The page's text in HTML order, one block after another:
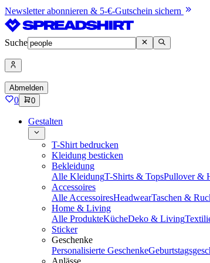
Newsletter abonnieren & 5-€-Gutschein sichern
Suche
Abmelden
0 0
Gestalten
T-Shirt bedrucken
Kleidung besticken
Bekleidung
Alle KleidungT-Shirts & TopsPullover &
Accessoires
Alle AccessoiresHeadwearTaschen &
Home & Living
Alle ProdukteKücheDeko & Living
Sticker
Geschenke
Personalisierte Geschenke